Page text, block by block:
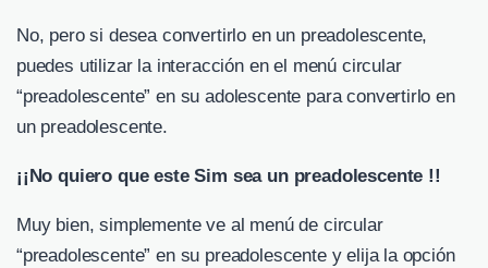
No, pero si desea convertirlo en un preadolescente,
puedes utilizar la interacción en el menú circular
“preadolescente” en su adolescente para convertirlo en
un preadolescente.
¡¡No quiero que este Sim sea un preadolescente !!
Muy bien, simplemente ve al menú de circular
“preadolescente” en su preadolescente y elija la opción